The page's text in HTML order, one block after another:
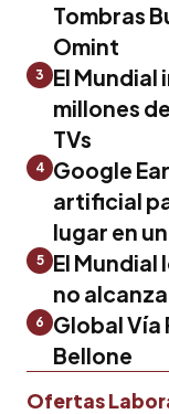
Tombras
Omint
3
El Mundial
millones
TVs
4 Google
artificial
lugar en
5
El Mundial
no alcanza
6
Global Vía
Bellone
Ofertas